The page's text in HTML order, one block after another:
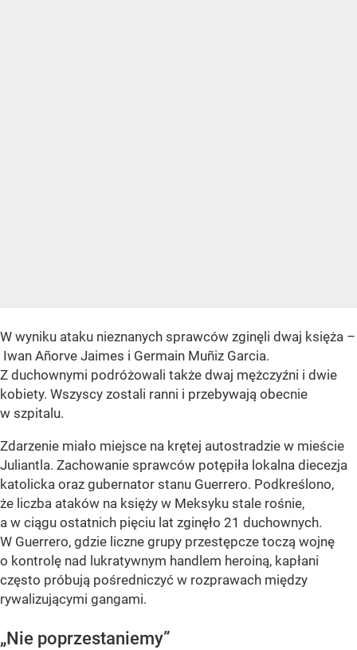
W wyniku ataku nieznanych sprawców zginęli dwaj księża –
Iwan Añorve Jaimes i Germain Muñiz Garcia.
Z duchownymi podróżowali także dwaj mężczyźni i dwie
kobiety. Wszyscy zostali ranni i przebywają obecnie
w szpitalu.
Zdarzenie miało miejsce na krętej autostradzie w mieście
Juliantla. Zachowanie sprawców potępiła lokalna diecezja
katolicka oraz gubernator stanu Guerrero. Podkreślono,
że liczba ataków na księży w Meksyku stale rośnie,
a w ciągu ostatnich pięciu lat zginęło 21 duchownych.
W Guerrero, gdzie liczne grupy przestępcze toczą wojnę
o kontrolę nad lukratywnym handlem heroiną, kapłani
często próbują pośredniczyć w rozprawach między
rywalizującymi gangami.
„Nie poprzestaniemy”